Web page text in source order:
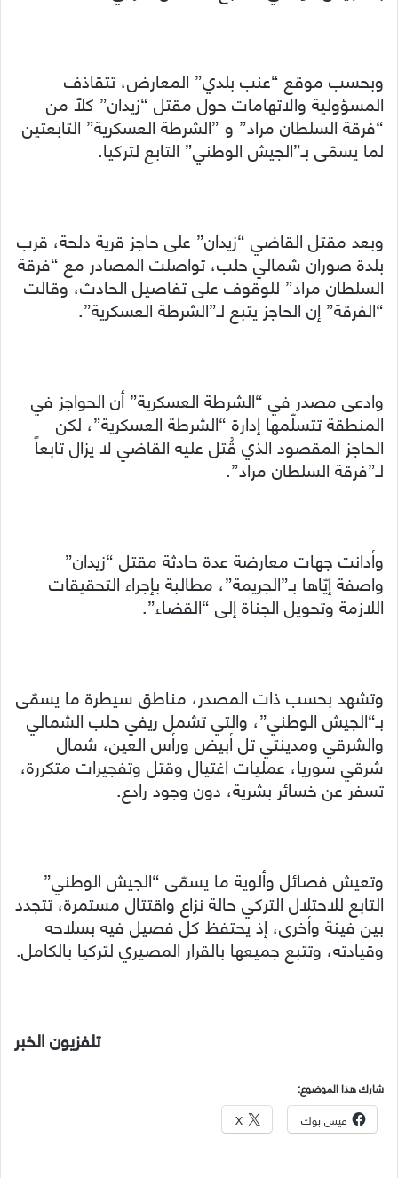
وبحسب موقع “عنب بلدي” المعارض، تتقاذف
المسؤولية والاتهامات حول مقتل “زيدان” كلّاً من
“فرقة السلطان مراد” و ”الشرطة العسكرية” التابعتين
لما يسمّى بـ”الجيش الوطني” التابع لتركيا.
وبعد مقتل القاضي “زيدان” على حاجز قرية دلحة، قرب
بلدة صوران شمالي حلب، تواصلت المصادر مع “فرقة
السلطان مراد” للوقوف على تفاصيل الحادث، وقالت
“الفرقة” إن الحاجز يتبع لـ”الشرطة العسكرية”.
وادعى مصدر في “الشرطة العسكرية” أن الحواجز في
المنطقة تتسلّمها إدارة “الشرطة العسكرية”، لكن
الحاجز المقصود الذي قُتل عليه القاضي لا يزال تابعاً
لـ”فرقة السلطان مراد”.
وأدانت جهات معارضة عدة حادثة مقتل “زيدان”
واصفة إيّاها بـ”الجريمة”، مطالبة بإجراء التحقيقات
اللازمة وتحويل الجناة إلى “القضاء”.
وتشهد بحسب ذات المصدر، مناطق سيطرة ما يسمّى
بـ“الجيش الوطني”، والتي تشمل ريفي حلب الشمالي
والشرقي ومدينتي تل أبيض ورأس العين، شمال
شرقي سوريا، عمليات اغتيال وقتل وتفجيرات متكررة،
تسفر عن خسائر بشرية، دون وجود رادع.
وتعيش فصائل وألوية ما يسمّى “الجيش الوطني”
التابع للاحتلال التركي حالة نزاع واقتتال مستمرة، تتجدد
بين فينة وأخرى، إذ يحتفظ كل فصيل فيه بسلاحه
وقيادته، وتتبع جميعها بالقرار المصيري لتركيا بالكامل.
تلفزيون الخبر
شارك هذا الموضوع:
فيس بوك X